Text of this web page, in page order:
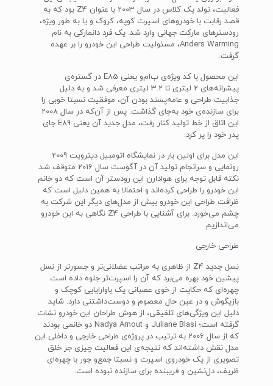
فعالیت، تولد یک کلاس در سال 2003 با عنوان Z4 بود که به
قصد رقابت با خودروهای اسپرت کوپه، کروک و یا به طور ویژه،
رودسترهای مارکت جهانی وارد شد. یک فرد دانمارکی به نام
Anders Warming، مسئولیت طراحی این خودرو را بر عهده
گرفت.
این محصول با کد ویژه‌ی ب‌ام‌و یعنی E85 در گستره‌ی
پیشرانه‌های 2 لیتری تا 3.2 لیتری معرفی شد و به دلیل
جذابیت طراحی و عامه‌پسند بودن آن، موفقیت نسبتا خوبی را
برای سازنده‌ی خود به‌جای گذاشت. پس از آن‌که در سال 2008
این اتاق از خط تولید کنار رفت، مدل جدید آن یعنی E89 جای
پدر خود را پر کرد.
این مدل برای اولین بار در نمایشگاه اتومبیل دیترویت 2009
رونمایی و سرانجام تولید آن در آگوست سال 2016 متوقف شد.
نکته قابل توجه برای هوادارن این رودستر آن است که دو خانم
این خودرو را طراحی کرده‌اند و احتمالا به همین دلیل است که
ظرافت طراحی این خودرو بیش از مدل‌های دیگر این شرکت به
چشم می‌خورد. برای آشنایی با طراحی Z4 نگاهی به این خودرو
می‌اندازیم.
طراحی خارجی
نسل جدید Z4 از ظاهری به مراتب عضلانی‌تر و جسورتر از نسل
پیشین خود بهره می‌برد که آن را اسپرت‌تر جلوه داده است.
چهره‌ای که حکایت از خوی عصبانی یک باوارایایی کوچک و
بازیگوش و در عین حال معصوم و دوست‌داشتنی دارد. شاید
دلیل این ویژگی‌های تلفیقی، از هوش طراحان این خودرو نشات
گرفته است؛ Juliane Blasi و Nadya Arnout دو خانمی بودند
که از سال 2006 به ترتیب در پروژه‌ی طراحی خارجی و داخلی این
مدل نقش داشته‌اند که نتیجه‌ی این فعالیت چیزی جز خلق
تصویری از یک خودروی اسپرت و نسبتا جمع‌و جور با چهره‌ای
ظریف، دل‌نشین و فریبنده برای سازنده نبوده است.